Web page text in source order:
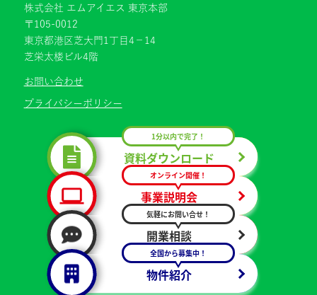
株式会社 エムアイエス 東京本部
〒105-0012
東京都港区芝大門1丁目4−14
芝栄太楼ビル4階
お問い合わせ
プライバシーポリシー
資料ダウンロード
1分以内で完了！
事業説明会
オンライン開催！
開業相談
気軽にお問い合せ！
物件紹介
全国から募集中！